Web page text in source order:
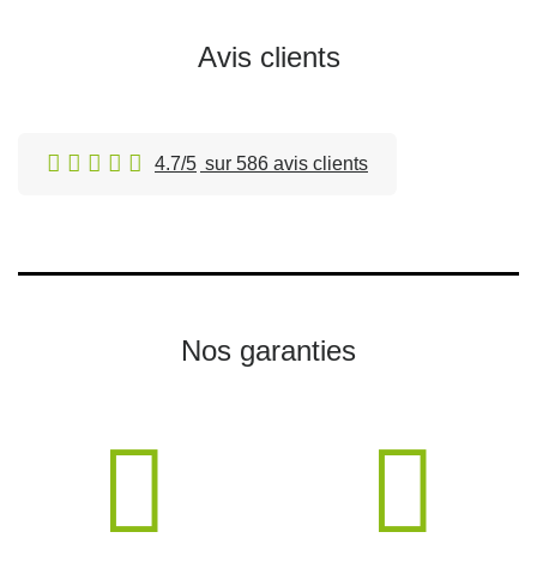
Avis clients
4.7/5 sur 586 avis clients
Nos garanties